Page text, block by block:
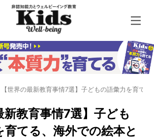
【世界の最新教育事情7選】子どもの語彙力を育て
新教育事情7選】子ども
育てる、海外での絵本と